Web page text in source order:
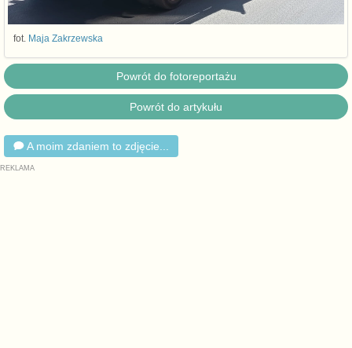
fot. Maja Zakrzewska
Powrót do fotoreportażu
Powrót do artykułu
A moim zdaniem to zdjęcie...